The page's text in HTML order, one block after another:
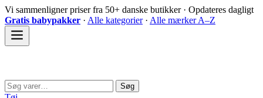
Spring
til
indhold
Vi sammenligner priser fra 50+ danske butikker · Opdateres dagligt
Gratis babypakker · Alle kategorier· Alle mærker A–Z
Søg
efter:
Søg